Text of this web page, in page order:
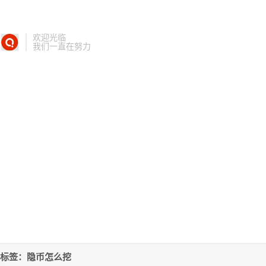
欢迎光临
我们一直在努力
标签：隐币怎么挖